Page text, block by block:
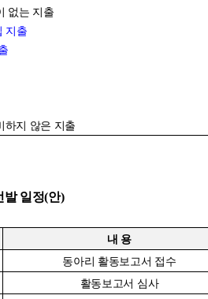
없는 지출
지출
하지 않은 지출
발 일정(안)
내 용
동아리 활동보고서 접수
활동보고서 심사